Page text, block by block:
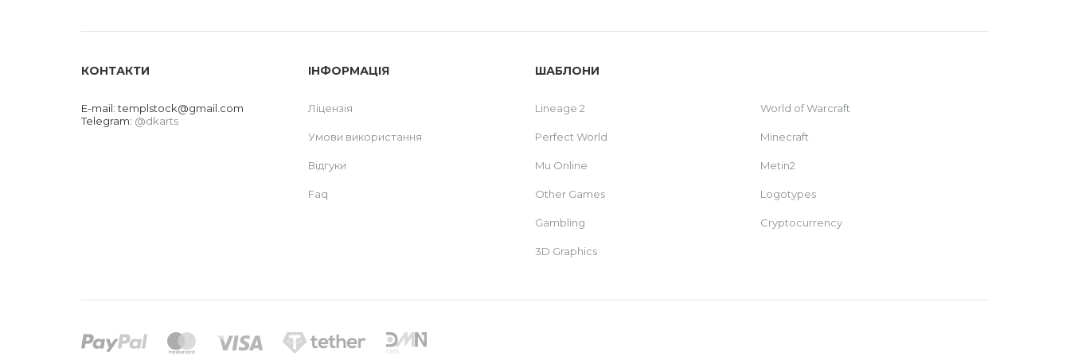
КОНТАКТИ
E-mail:templstock@gmail.com
Telegram: @dkarts
ІНФОРМАЦІЯ
Ліцензія
Умови використання
Відгуки
Faq
ШАБЛОНИ
Lineage 2 World of Warcraft
Perfect World Minecraft
Mu Online Metin2
Other Games Logotypes
Gambling Cryptocurrency
3D Graphics